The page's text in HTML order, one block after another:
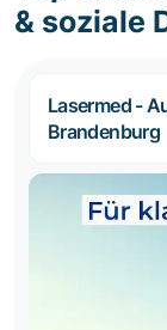
& soziale
Lasermed -
Brandenburg